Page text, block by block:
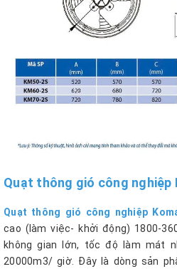
Quạt thông gió công nghiệp
Quạt thông gió công nghiệp
cao (làm việc- khởi động) 1800-
không gian lớn, tốc độ làm mát
20000m3/ giờ. Đây là dòng sản